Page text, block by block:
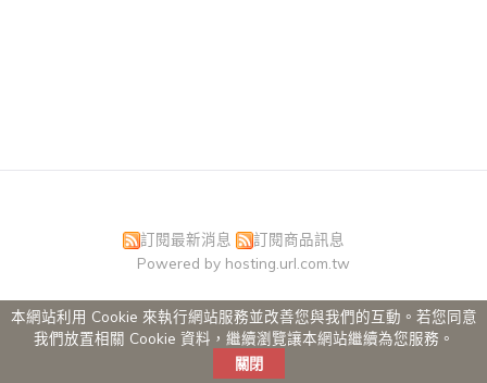
訂閱最新消息
訂閱商品訊息
Powered by hosting.url.com.tw
本網站利用 Cookie 來執行網站服務並改善您與我們的互動。若您同意
我們放置相關 Cookie 資料，繼續瀏覽讓本網站繼續為您服務。